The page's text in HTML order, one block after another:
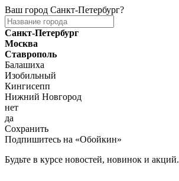
Ваш город Санкт-Петербург?
Санкт-Петербург
Москва
Ставрополь
Балашиха
Изобильный
Кингисепп
Нижний Новгород
нет
да
Сохранить
Подпишитесь на «Обойкин»
Будьте в курсе новостей, новинок и акций.